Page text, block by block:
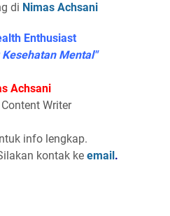
di Nimas Achsani
Enthusiast
Kesehatan Mental"
Achsani
Writer
info lengkap.
kontak ke email.